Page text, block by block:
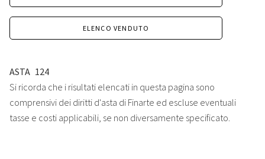
ELENCO VENDUTO
ASTA 124
Si ricorda che i risultati elencati in questa pagina sono
comprensivi dei diritti d'asta di Finarte ed escluse eventuali
tasse e costi applicabili, se non diversamente specificato.